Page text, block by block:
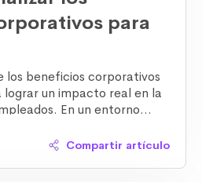
para
los beneficios corporativos
un impacto real en la
En un entorno
expectativas individuales no
Compartir artículo